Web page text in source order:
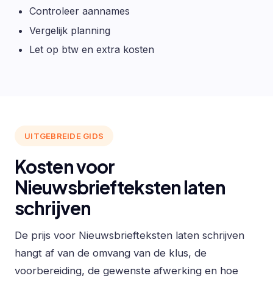
Controleer aannames
Vergelijk planning
Let op btw en extra kosten
UITGEBREIDE GIDS
Kosten voor
Nieuwsbriefteksten laten
schrijven
De prijs voor Nieuwsbriefteksten laten schrijven
hangt af van de omvang van de klus, de
voorbereiding, de gewenste afwerking en hoe